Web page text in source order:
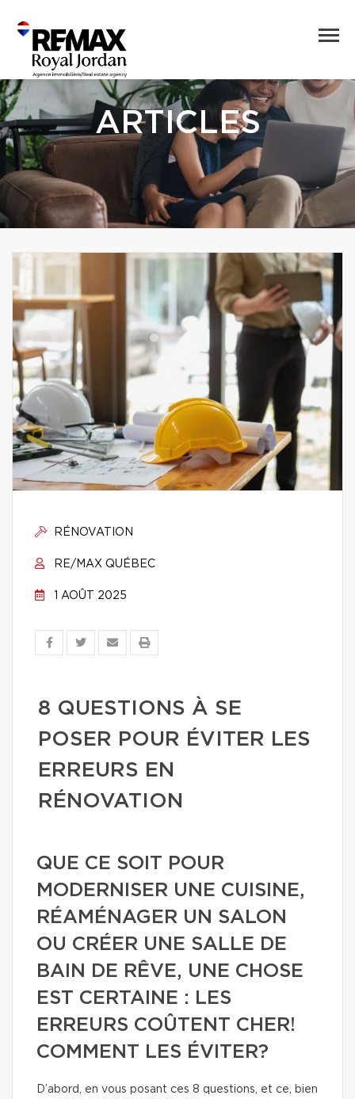
ARTICLES
RÉNOVATION
RE/MAX QUÉBEC
1 AOÛT 2025
8 QUESTIONS À SE
POSER POUR ÉVITER LES
ERREURS EN
RÉNOVATION
QUE CE SOIT POUR
MODERNISER UNE CUISINE,
RÉAMÉNAGER UN SALON
OU CRÉER UNE SALLE DE
BAIN DE RÊVE, UNE CHOSE
EST CERTAINE : LES
ERREURS COÛTENT CHER!
COMMENT LES ÉVITER?
D’abord, en vous posant ces 8 questions, et ce, bien